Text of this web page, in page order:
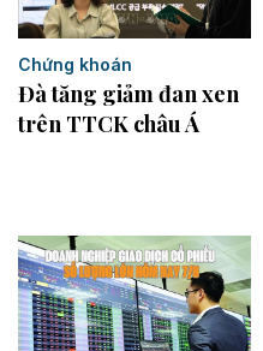
Chứng khoán
Đà tăng giảm đan xen
trên TTCK châu Á